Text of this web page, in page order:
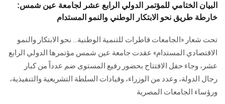
البيان الختامي للمؤتمر الدولي الرابع عشر لجامعة عين شمس:
خارطة طريق نحو الابتكار الوطني والنمو المستدام
تحت شعار «الجامعات قاطرات للتنمية الوطنية… نحو الابتكار والنمو
الاقتصادي المستدام» عقدت جامعة عين شمس مؤتمرها الدولي الرابع
عشر، وجاء حفل الافتتاح بحضور رفيع المستوى ضم عدداً من كبار
رجال الدولة، وعدد من الوزراء، وقيادات السلطة التشريعية والتنفيذية،
ورؤساء الجامعات المصرية